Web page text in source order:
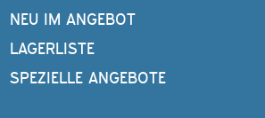
NEU IM ANGEBOT
LAGERLISTE
SPEZIELLE ANGEBOTE